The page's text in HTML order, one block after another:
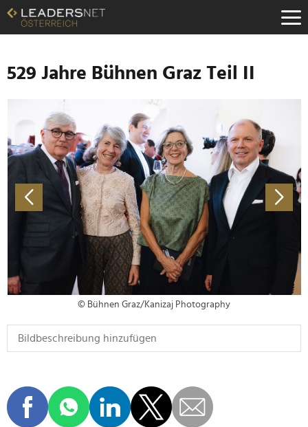
Zum
Inhalt
Zur
Navigation
Zur
Hauptnavigation
529 Jahre Bühnen Graz Teil II
© Bühnen Graz/Kanizaj Photography